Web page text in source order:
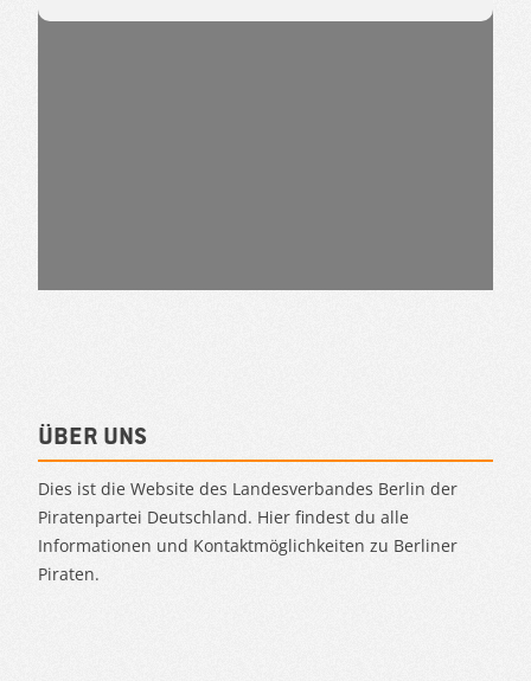
Über uns
Dies ist die Website des Landesverbandes Berlin der
Piratenpartei Deutschland. Hier findest du alle
Informationen und Kontaktmöglichkeiten zu Berliner
Piraten.